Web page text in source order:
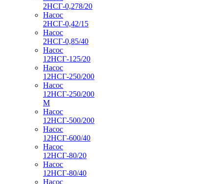
2НСГ-0,278/20
Насос
2НСГ-0,42/15
Насос
2НСГ-0,85/40
Насос
12НСГ-125/20
Насос
12НСГ-250/200
Насос
12НСГ-250/200
М
Насос
12НСГ-500/200
Насос
12НСГ-600/40
Насос
12НСГ-80/20
Насос
12НСГ-80/40
Насос